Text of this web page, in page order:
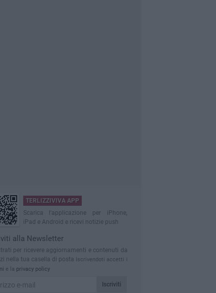
TERLIZZIVIVA APP
Scarica l'applicazione per iPhone,
iPad e Android e ricevi notizie push
alla Newsletter
per ricevere aggiornamenti e contenuti da
nella tua casella di posta Iscrivendoti accetti i
e la privacy policy
Iscriviti